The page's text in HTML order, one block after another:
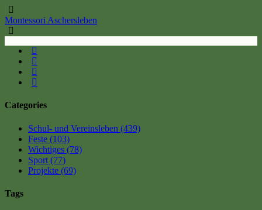
Montessori Aschersleben
Categories
Schul- und Vereinsleben (439)
Feste (103)
Wichtiges (78)
Sport (77)
Projekte (69)
Tags